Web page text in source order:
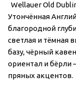
Wellauer Old
Утончённая
благородной
светлая и тёмная
базу, чёрный
ориентал и
пряных акцентов.